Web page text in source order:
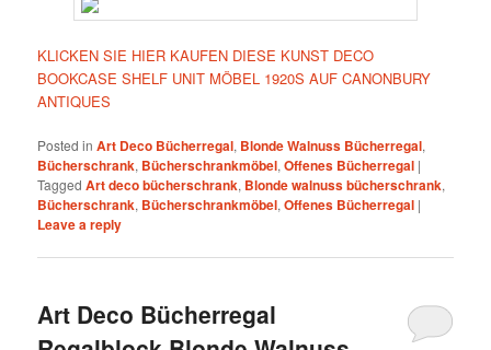
KLICKEN SIE HIER KAUFEN DIESE KUNST DECO
BOOKCASE SHELF UNIT MÖBEL 1920S AUF CANONBURY
ANTIQUES
Posted in Art Deco Bücherregal, Blonde Walnuss Bücherregal,
Bücherschrank, Bücherschrankmöbel,Offenes Bücherregal |
Tagged Art deco bücherschrank, Blonde walnuss bücherschrank,
Bücherschrank, Bücherschrankmöbel,Offenes Bücherregal |
Leave a reply
Art Deco Bücherregal